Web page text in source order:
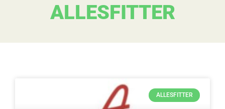
ALLESFITTER
ALLESFITTER